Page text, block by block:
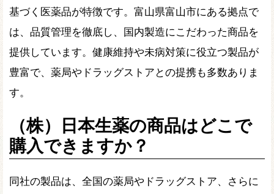
基づく医薬品が特徴です。富山県富山市にある拠点で
は、品質管理を徹底し、国内製造にこだわった商品を
提供しています。健康維持や未病対策に役立つ製品が
豊富で、薬局やドラッグストアとの提携も多数ありま
す。
（株）日本生薬の商品はどこで
購入できますか？
同社の製品は、全国の薬局やドラッグストア、さらに